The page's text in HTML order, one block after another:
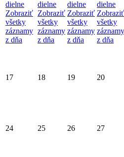
dielne
Zobraziť
všetky
záznamy
z dňa
dielne
Zobraziť
všetky
záznamy
z dňa
dielne
Zobraziť
všetky
záznamy
z dňa
dielne
Zobraziť
všetky
záznamy
z dňa
17 18 19 20
24 25 26 27